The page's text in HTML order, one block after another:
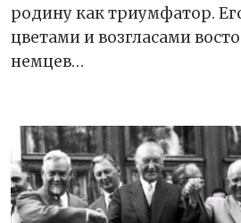
родину как триумфатор.
цветами и возгласами
немцев…